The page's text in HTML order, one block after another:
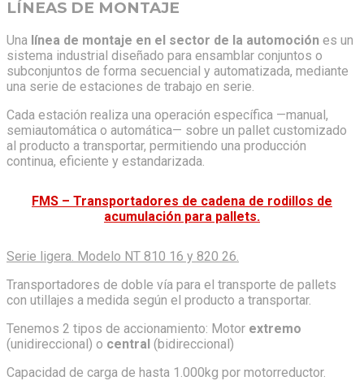
LÍNEAS DE MONTAJE
Una línea de montaje en el sector de la automoción es un
sistema industrial diseñado para ensamblar conjuntos o
subconjuntos de forma secuencial y automatizada, mediante
una serie de estaciones de trabajo en serie.
Cada estación realiza una operación específica —manual,
semiautomática o automática— sobre un pallet customizado
al producto a transportar, permitiendo una producción
continua, eficiente y estandarizada.
FMS – Transportadores de cadena de rodillos de
acumulación para pallets.
Serie ligera. Modelo NT 810 16 y 820 26.
Transportadores de doble vía para el transporte de pallets
con utillajes a medida según el producto a transportar.
Tenemos 2 tipos de accionamiento: Motor extremo
(unidireccional) o central (bidireccional)
Capacidad de carga de hasta 1.000kg por motorreductor.